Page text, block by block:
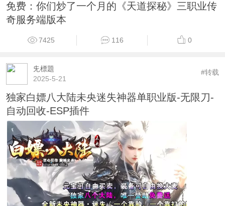
免费：你们炒了一个月的《天道探秘》三职业传
奇服务端版本
7425 116 0
兂標題
2025-5-21
#转载
独家白嫖八大陆未央迷失神器单职业版-无限刀-
自动回收-ESP插件